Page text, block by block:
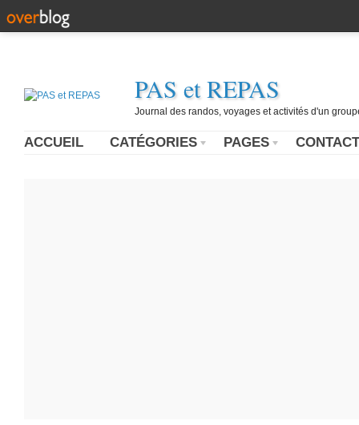
PAS et REPAS
Journal des randos, voyages et activités d'un
ACCUEIL CATÉGORIES PAGES CONTACT